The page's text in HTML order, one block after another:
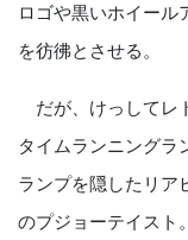
ロゴや黒いホイール
を彷彿とさせる。
だが、けっしてレ
タイムランニングラ
ランプを隠したリア
のプジョーテイスト